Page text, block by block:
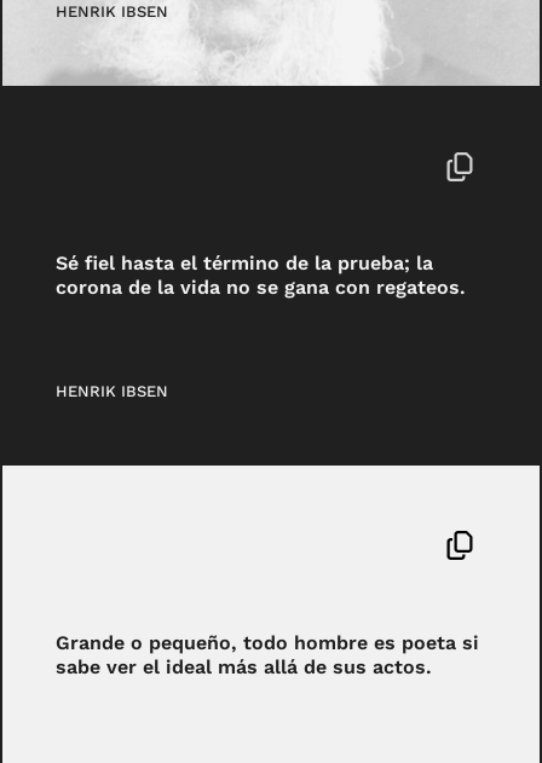
HENRIK IBSEN
Sé fiel hasta el término de la prueba; la
corona de la vida no se gana con regateos.
HENRIK IBSEN
Grande o pequeño, todo hombre es poeta si
sabe ver el ideal más allá de sus actos.